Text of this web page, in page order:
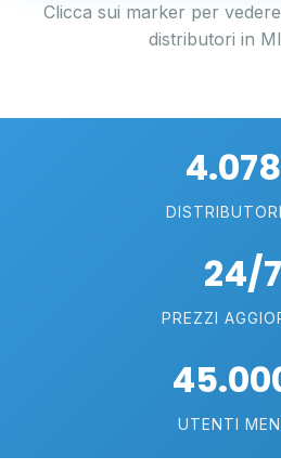
Clicca sui marker per
distributori in
24/7
PREZZI
UTENTI